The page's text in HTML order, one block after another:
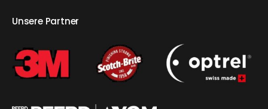
Unsere Partner